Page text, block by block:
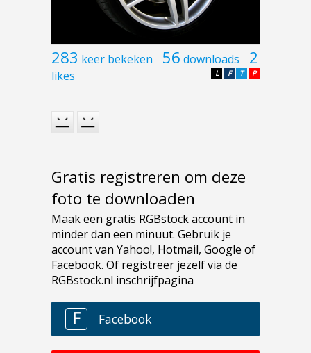
283 keer bekeken 56 downloads 2
likes P
T
F
L
Gratis registreren om deze
foto te downloaden